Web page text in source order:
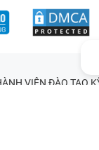
VIÊN ĐÀO TẠO